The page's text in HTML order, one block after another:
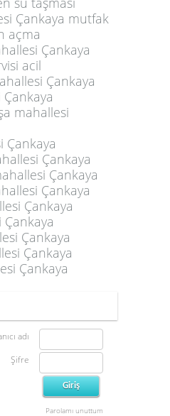
Çankaya mutfak
açma
Çankaya
acil
Çankaya
mahallesi
Çankaya
Çankaya
Çankaya
Çankaya
Çankaya
Çankaya
Çankaya
Çankaya
adı
Şifre
Parolamı unuttum